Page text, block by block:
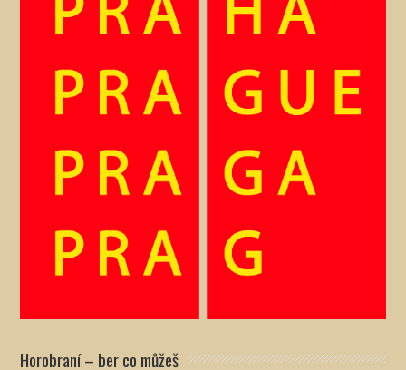
Horobraní – ber co můžeš